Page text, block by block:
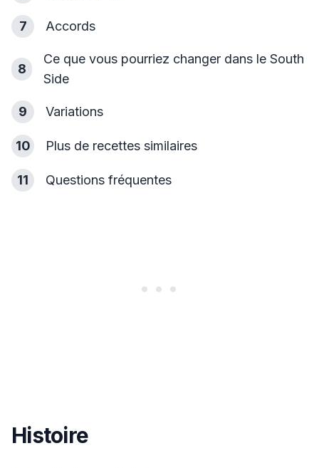
7 Accords
8
Ce que vous pourriez changer dans le South
Side
9 Variations
10 Plus de recettes similaires
11 Questions fréquentes
Histoire